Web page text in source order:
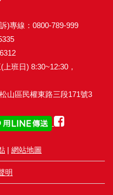
)專線：0800-789-999
班日) 8:30~12:30，
山區民權東路三段171號3
| 網站地圖
明